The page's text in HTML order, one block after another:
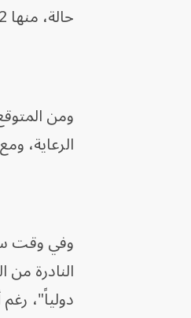
حالة، منها 42 حالة وفاة، بعد تسجيل 19 نتيجة إيجابية جديدة.
ومن
الرعاية،
وفي وقت
النادرة
دولياً"،